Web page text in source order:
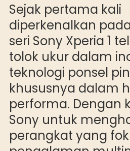
Sejak pertama kali
diperkenalkan
seri Sony Xperia 1
tolok ukur dalam
teknologi ponsel
khususnya dalam
performa. Dengan
Sony untuk
perangkat yang